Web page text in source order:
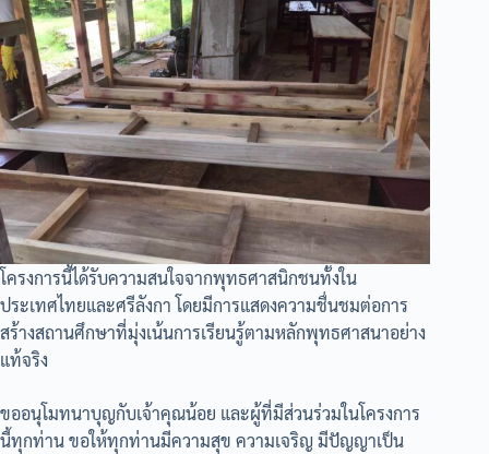
โครงการนี้ได้รับความสนใจจากพุทธศาสนิกชนทั้งใน
ประเทศไทยและศรีลังกา โดยมีการแสดงความชื่นชมต่อการ
สร้างสถานศึกษาที่มุ่งเน้นการเรียนรู้ตามหลักพุทธศาสนาอย่าง
แท้จริง
ขออนุโมทนาบุญกับเจ้าคุณน้อย และผู้ที่มีส่วนร่วมในโครงการ
นี้ทุกท่าน ขอให้ทุกท่านมีความสุข ความเจริญ มีปัญญาเป็น